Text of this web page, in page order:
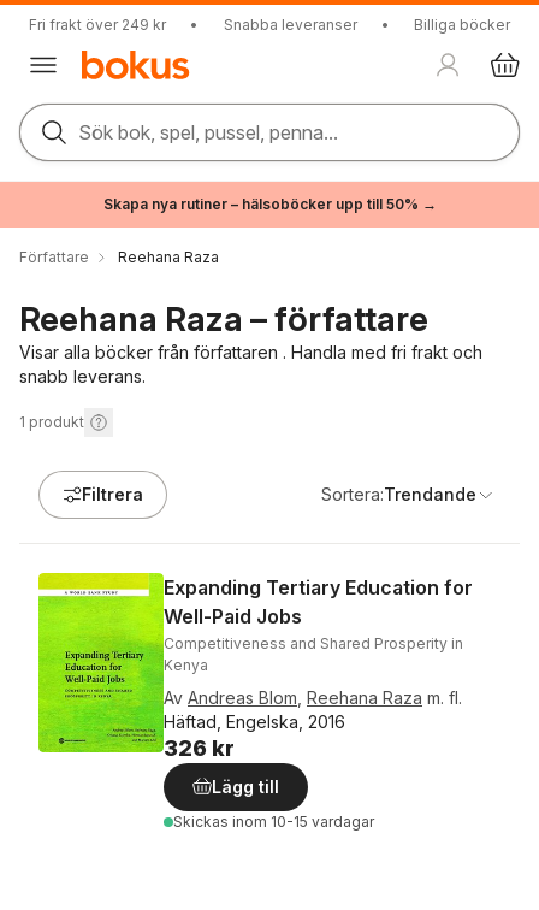
Fri frakt över 249 kr • Snabba leveranser • Billiga böcker
Sök bok, spel, pussel, penna...
Skapa nya rutiner – hälsoböcker upp till 50% →
Författare Reehana Raza
Reehana Raza – författare
Visar alla böcker från författaren . Handla med fri frakt och
snabb leverans.
1 produkt
Filtrera Sortera:Trendande
Expanding Tertiary Education for
Well-Paid Jobs
Competitiveness and Shared Prosperity in
Kenya
Av Andreas Blom Reehana Raza m. fl.
Häftad, Engelska, 2016
326 kr
Lägg till
Skickas inom 10-15 vardagar